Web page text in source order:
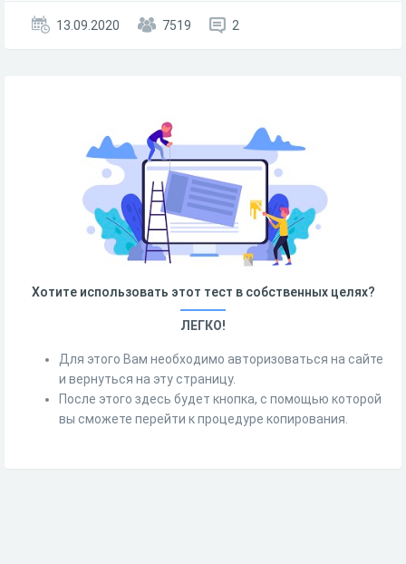
13.09.2020 7519 2
Хотите использовать этот тест в собственных целях?
ЛЕГКО!
Для этого Вам необходимо авторизоваться на сайте
и вернуться на эту страницу.
После этого здесь будет кнопка, с помощью которой
вы сможете перейти к процедуре копирования.